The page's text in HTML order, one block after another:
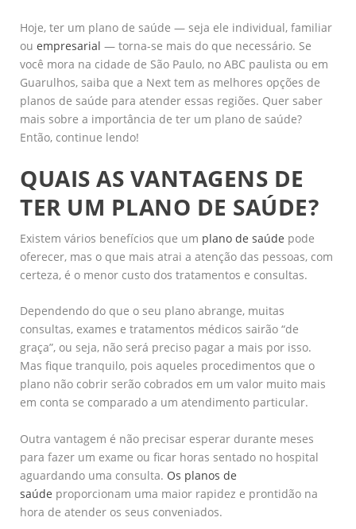
Hoje, ter um plano de saúde — seja ele individual, familiar
ou empresarial — torna-se mais do que necessário. Se
você mora na cidade de São Paulo, no ABC paulista ou em
Guarulhos, saiba que a Next tem as melhores opções de
planos de saúde para atender essas regiões. Quer saber
mais sobre a importância de ter um plano de saúde?
Então, continue lendo!
QUAIS AS VANTAGENS DE
TER UM PLANO DE SAÚDE?
Existem vários benefícios que um plano de saúde pode
oferecer, mas o que mais atrai a atenção das pessoas, com
certeza, é o menor custo dos tratamentos e consultas.
Dependendo do que o seu plano abrange, muitas
consultas, exames e tratamentos médicos sairão “de
graça”, ou seja, não será preciso pagar a mais por isso.
Mas fique tranquilo, pois aqueles procedimentos que o
plano não cobrir serão cobrados em um valor muito mais
em conta se comparado a um atendimento particular.
Outra vantagem é não precisar esperar durante meses
para fazer um exame ou ficar horas sentado no hospital
aguardando uma consulta. Os planos de
saúde proporcionam uma maior rapidez e prontidão na
hora de atender os seus conveniados.